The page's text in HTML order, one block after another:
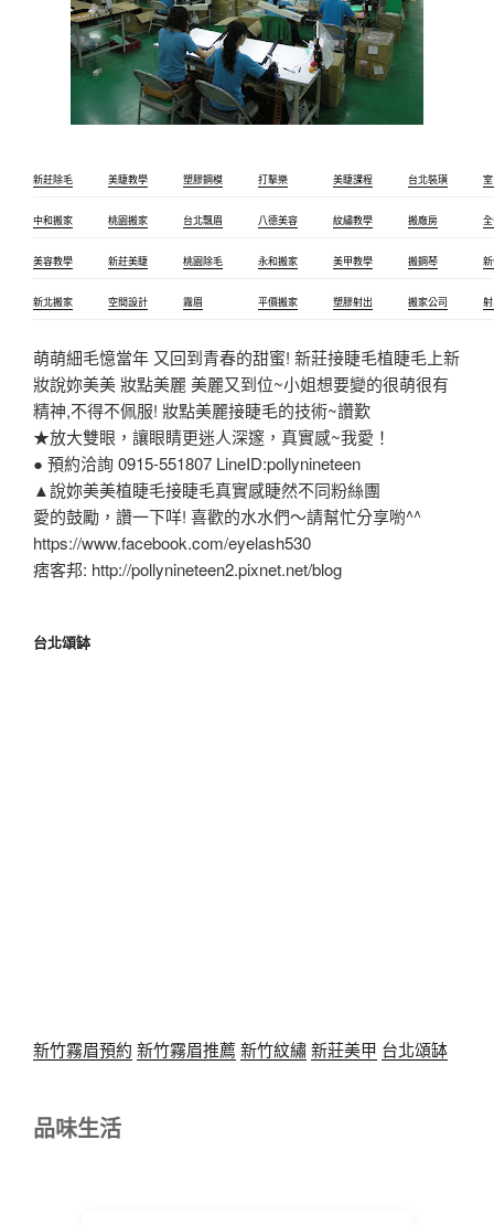
新莊除毛 美睫教學 塑膠鋼模 打擊樂 美睫課程 台北裝璜
中和搬家 桃園搬家 台北飄眉 八德美容 紋繡教學 搬廠房
美容教學 新莊美睫 桃園除毛 永和搬家 美甲教學 搬鋼琴
新北搬家 空間設計 霧眉 平價搬家 塑膠射出 搬家公司
萌萌細毛憶當年 又回到青春的甜蜜! 新莊接睫毛植睫毛上新
妝說妳美美 妝點美麗 美麗又到位~小姐想要變的很萌很有
精神,不得不佩服! 妝點美麗接睫毛的技術~讚歎
★放大雙眼，讓眼睛更迷人深邃，真實感~我愛！
● 預約洽詢 0915-551807 LineID:pollynineteen
▲說妳美美植睫毛接睫毛真實感睫然不同粉絲團
愛的鼓勵，讚一下咩! 喜歡的水水們～請幫忙分享喲^^
https://www.facebook.com/eyelash530
痞客邦: http://pollynineteen2.pixnet.net/blog
台北頌缽
新竹霧眉預約 新竹霧眉推薦 新竹紋繡新莊美甲 台北頌缽
品味生活